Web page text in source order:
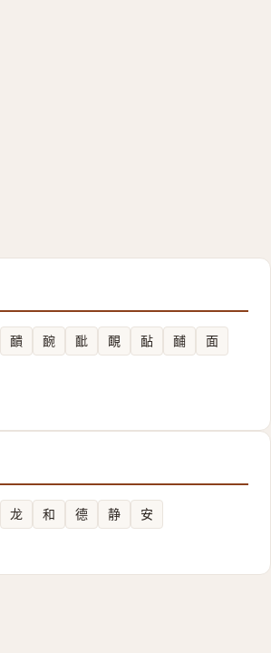
靧 䩊 䩃 靦 䩇 䩉
面
龙 和 德 静 安